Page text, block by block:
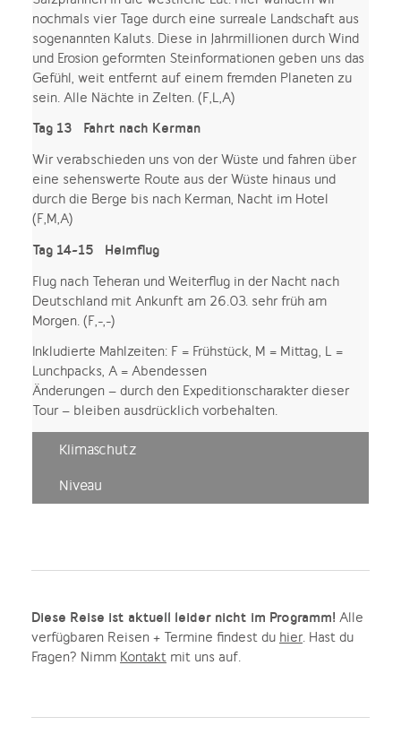
nochmals vier Tage durch eine surreale Landschaft aus
sogenannten Kaluts. Diese in Jahrmillionen durch Wind
und Erosion geformten Steinformationen geben uns das
Gefühl, weit entfernt auf einem fremden Planeten zu
sein. Alle Nächte in Zelten. (F,L,A)
Tag 13 Fahrt nach Kerman
Wir verabschieden uns von der Wüste und fahren über
eine sehenswerte Route aus der Wüste hinaus und
durch die Berge bis nach Kerman, Nacht im Hotel
(F,M,A)
Tag 14-15 Heimflug
Flug nach Teheran und Weiterflug in der Nacht nach
Deutschland mit Ankunft am 26.03. sehr früh am
Morgen. (F,-,-)
Inkludierte Mahlzeiten: F = Frühstück, M = Mittag, L =
Lunchpacks, A = Abendessen
Änderungen – durch den Expeditionscharakter dieser
Tour – bleiben ausdrücklich vorbehalten.
Klimaschutz
Niveau
Diese Reise ist aktuell leider nicht im Programm! Alle
verfügbaren Reisen + Termine findest du hier. Hast du
Fragen? Nimm Kontakt mit uns auf.